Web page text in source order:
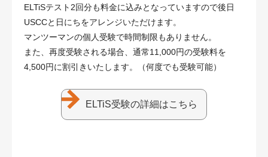
ELTiSテスト2回分も料金に込みとなっていますので後日
USCCと日にちをアレンジいただけます。
マンツーマンの個人受験で時間制限もありません。
また、再度受験される場合、通常11,000円の受験料を
4,500円に割引きいたします。（何度でも受験可能）
ELTiS受験の詳細はこちら